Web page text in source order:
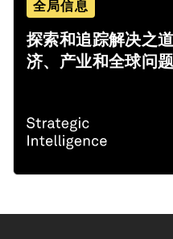
全局信息
探索和追踪解决之
济、产业和全球问题